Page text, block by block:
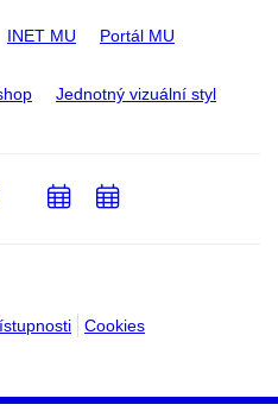
INET MU Portál MU
Jednotný vizuální styl
Cookies
PřidatPřidat